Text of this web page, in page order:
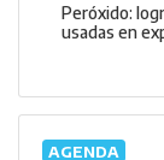
Peróxido:
usadas en
AGENDA